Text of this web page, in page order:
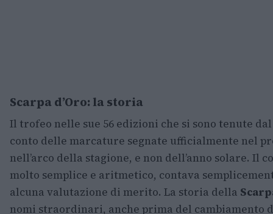
Scarpa d’Oro: la storia
Il trofeo nelle sue 56 edizioni che si sono tenute
conto delle marcature segnate ufficialmente nel
nell’arco della stagione, e non dell’anno solare. Il
molto semplice e aritmetico, contava
alcuna valutazione di merito. La storia della
nomi straordinari, anche prima del cambiamento